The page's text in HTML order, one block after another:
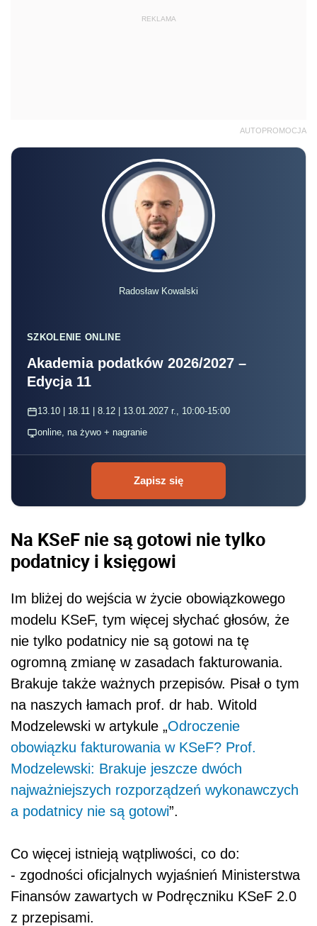
REKLAMA
AUTOPROMOCJA
Radosław Kowalski
SZKOLENIE ONLINE
Akademia podatków 2026/2027 –
Edycja 11
13.10 | 18.11 | 8.12 | 13.01.2027 r., 10:00-15:00
online, na żywo + nagranie
Zapisz się
Na KSeF nie są gotowi nie tylko
podatnicy i księgowi
Im bliżej do wejścia w życie obowiązkowego
modelu KSeF, tym więcej słychać głosów, że
nie tylko podatnicy nie są gotowi na tę
ogromną zmianę w zasadach fakturowania.
Brakuje także ważnych przepisów. Pisał o tym
na naszych łamach prof. dr hab. Witold
Modzelewski w artykule „Odroczenie
obowiązku fakturowania w KSeF? Prof.
Modzelewski: Brakuje jeszcze dwóch
najważniejszych rozporządzeń wykonawczych
a podatnicy nie są gotowi”.
Co więcej istnieją wątpliwości, co do:
- zgodności oficjalnych wyjaśnień Ministerstwa
Finansów zawartych w Podręczniku KSeF 2.0
z przepisami.